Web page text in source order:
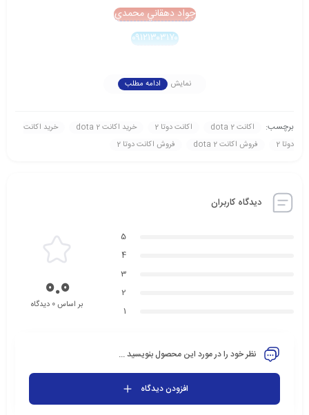
جواد دهقاني محمدي
۰۹۱۲۱۳۰۳۱۷۰
نمایش ادامه مطلب
برچسب: اکانت dota 2 اکانت دوتا 2 خريد اکانت dota 2
خريد اکانت
دوتا 2
فروش اکانت dota 2 فروش اکانت دوتا 2
دیدگاه کاربران
5
4
3
2
1
0.0بر اساس 0 دیدگاه
نظر خود را در مورد این محصول بنویسید ...
افزودن دیدگاه